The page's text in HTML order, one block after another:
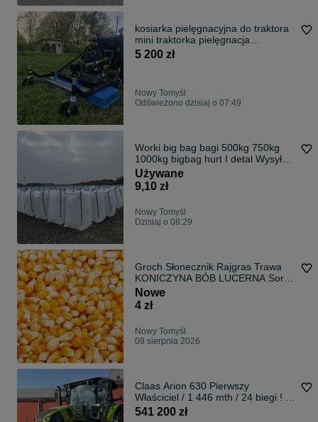
kosiarka pielęgnacyjna do traktora
mini traktorka pielęgnacja
trawników ogrodów solidna nowa
5 200 zł
Nowy Tomyśl
Odświeżono dzisiaj o 07:49
Worki big bag bagi 500kg 750kg
1000kg bigbag hurt I detal Wysyłka
cała Polska
Używane
9,10 zł
Nowy Tomyśl
Dzisiaj o 08:29
Groch Słonecznik Rajgras Trawa
KONICZYNA BÓB LUCERNA Sorgo
Proso Wyka
Nowe
4 zł
Nowy Tomyśl
09 sierpnia 2026
Claas Arion 630 Pierwszy
Właściciel / 1 446 mth / 24 biegi ! /
kupiony w Polsce
541 200 zł